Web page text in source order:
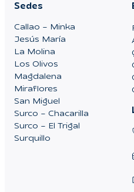
Sedes
Callao – Minka
Jesús María
La Molina
Los Olivos
Magdalena
Miraflores
San Miguel
Surco – Chacarilla
Surco – El Trigal
Surquillo